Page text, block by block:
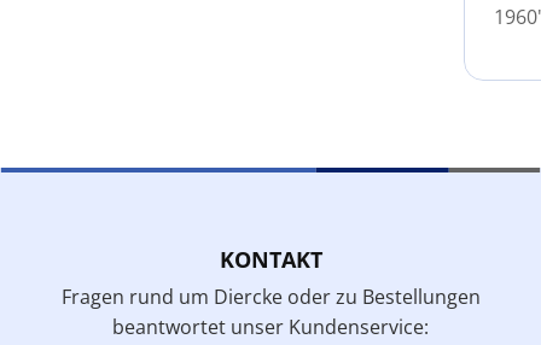
KONTAKT
Fragen rund um Diercke oder zu Bestellungen
beantwortet unser Kundenservice: